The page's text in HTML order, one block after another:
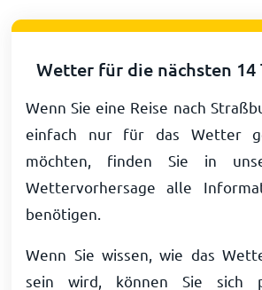
Wetter für die nächsten 14
Wenn Sie eine Reise nach
einfach nur für das Wetter
möchten, finden Sie in
Wettervorhersage alle
benötigen.
Wenn Sie wissen, wie das
sein wird, können Sie sich